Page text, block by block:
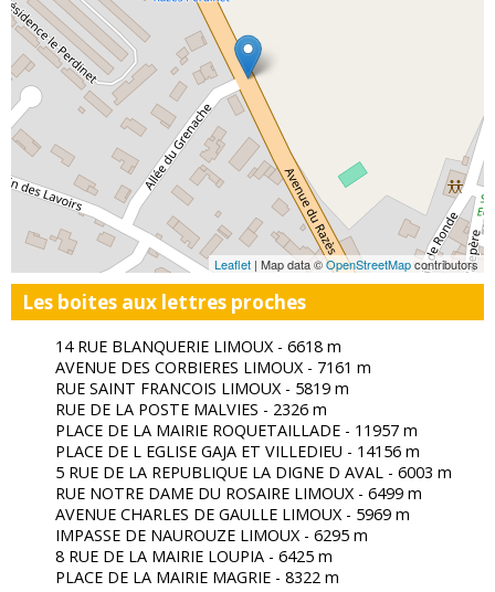
Leaflet | Map data ©OpenStreetMapcontributors
Les boites aux lettres proches
14 RUE BLANQUERIE LIMOUX - 6618 m
AVENUE DES CORBIERES LIMOUX - 7161 m
RUE SAINT FRANCOIS LIMOUX - 5819 m
RUE DE LA POSTE MALVIES - 2326 m
PLACE DE LA MAIRIE ROQUETAILLADE - 11957 m
PLACE DE L EGLISE GAJA ET VILLEDIEU - 14156 m
5 RUE DE LA REPUBLIQUE LA DIGNE D AVAL - 6003 m
RUE NOTRE DAME DU ROSAIRE LIMOUX - 6499 m
AVENUE CHARLES DE GAULLE LIMOUX - 5969 m
IMPASSE DE NAUROUZE LIMOUX - 6295 m
8 RUE DE LA MAIRIE LOUPIA - 6425 m
PLACE DE LA MAIRIE MAGRIE - 8322 m